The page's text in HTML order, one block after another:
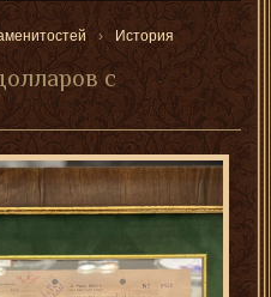
История
с